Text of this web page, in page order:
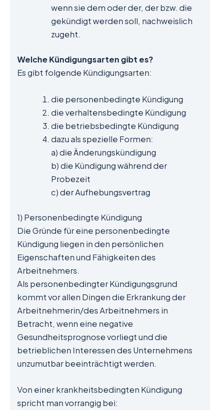
wenn sie dem oder der, der bzw. die
gekündigt werden soll, nachweislich
zugeht.
Welche Kündigungsarten gibt es?
Es gibt folgende Kündigungsarten:
die personenbedingte Kündigung
die verhaltensbedingte Kündigung
die betriebsbedingte Kündigung
dazu als spezielle Formen:
a) die Änderungskündigung
b) die Kündigung während der
Probezeit
c) der Aufhebungsvertrag
1) Personenbedingte Kündigung
Die Gründe für eine personenbedingte
Kündigung liegen in den persönlichen
Eigenschaften und Fähigkeiten des
Arbeitnehmers.
Als personenbedingter Kündigungsgrund
kommt vor allen Dingen die Erkrankung der
Arbeitnehmerin/des Arbeitnehmers in
Betracht, wenn eine negative
Gesundheitsprognose vorliegt und die
betrieblichen Interessen des Unternehmens
unzumutbar beeinträchtigt werden.
Von einer krankheitsbedingten Kündigung
spricht man vorrangig bei: